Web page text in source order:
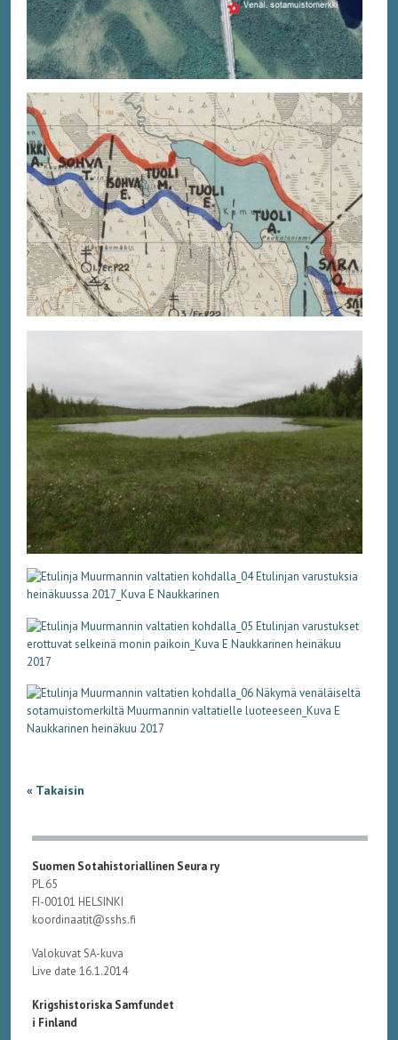
« Takaisin
Suomen Sotahistoriallinen Seura ry
PL 65
FI-00101 HELSINKI
koordinaatit@sshs.fi
Valokuvat SA-kuva
Live date 16.1.2014
Krigshistoriska Samfundet
i Finland